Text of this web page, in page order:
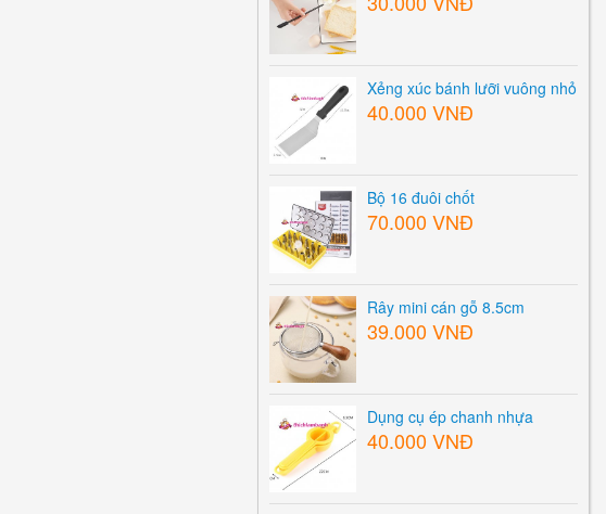
Xẻng xúc bánh lưỡi vuông nhỏ
40.000 VNĐ
Bộ 16 đuôi chốt
70.000 VNĐ
Rây mini cán gỗ 8.5cm
39.000 VNĐ
Dụng cụ ép chanh nhựa
40.000 VNĐ